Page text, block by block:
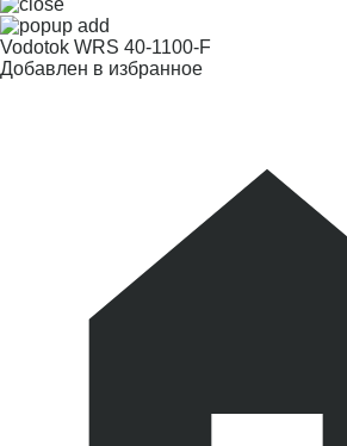
Vodotok WRS 40-1100-F
Добавлен в избранное